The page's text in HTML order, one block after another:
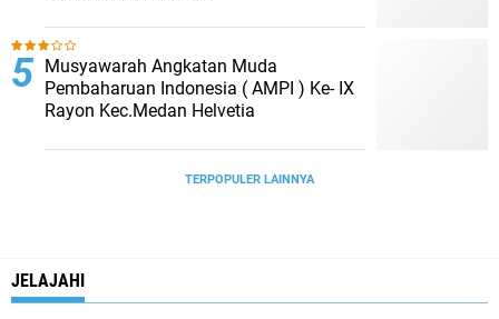
Musyawarah Angkatan Muda
Pembaharuan Indonesia ( AMPI ) Ke- IX
Rayon Kec.Medan Helvetia
TERPOPULER LAINNYA
JELAJAHI